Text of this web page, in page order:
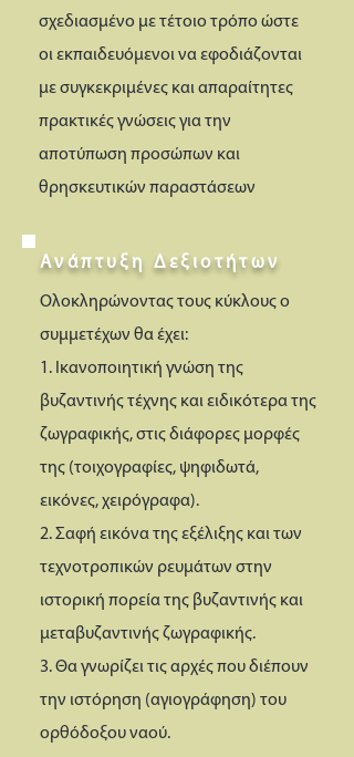
σχεδιασμένο με τέτοιο τρόπο ώστε
οι εκπαιδευόμενοι να εφοδιάζονται
με συγκεκριμένες και απαραίτητες
πρακτικές γνώσεις για την
αποτύπωση προσώπων και
θρησκευτικών παραστάσεων
Ανάπτυξη Δεξιοτήτων
Ολοκληρώνοντας τους κύκλους ο
συμμετέχων θα έχει:
1. Ικανοποιητική γνώση της
βυζαντινής τέχνης και ειδικότερα της
ζωγραφικής, στις διάφορες μορφές
της (τοιχογραφίες, ψηφιδωτά,
εικόνες, χειρόγραφα).
2. Σαφή εικόνα της εξέλιξης και των
τεχνοτροπικών ρευμάτων στην
ιστορική πορεία της βυζαντινής και
μεταβυζαντινής ζωγραφικής.
3. Θα γνωρίζει τις αρχές που διέπουν
την ιστόρηση (αγιογράφηση) του
ορθόδοξου ναού.